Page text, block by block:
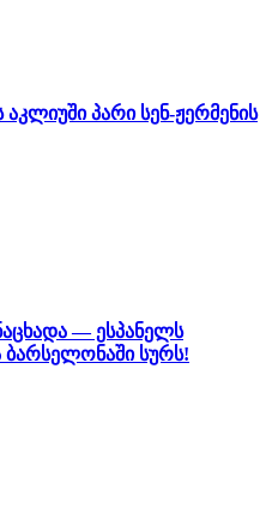
პარი სენ-ჟერმენის
— ესპანელს
ბარსელონაში სურს!